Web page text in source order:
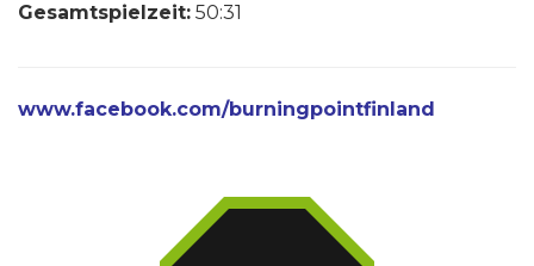
Gesamtspielzeit: 50:31
www.facebook.com/burningpointfinland